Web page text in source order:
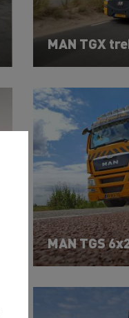
MAN TGX
MAN TGS